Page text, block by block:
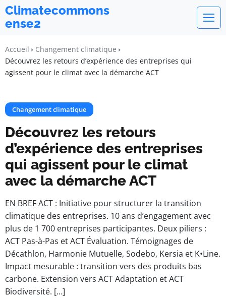
Climatecommons
ense2
Accueil
Changement climatique
Découvrez les retours d’expérience des entreprises qui
agissent pour le climat avec la démarche ACT
Changement climatique
Découvrez les retours
d’expérience des entreprises
qui agissent pour le climat
avec la démarche ACT
EN BREF ACT : Initiative pour structurer la transition
climatique des entreprises. 10 ans d’engagement avec
plus de 1 700 entreprises participantes. Deux piliers :
ACT Pas-à-Pas et ACT Évaluation. Témoignages de
Décathlon, Harmonie Mutuelle, Sodebo, Kersia et K•Line.
Impact mesurable : transition vers des produits bas
carbone. Extension vers ACT Adaptation et ACT
Biodiversité. […]